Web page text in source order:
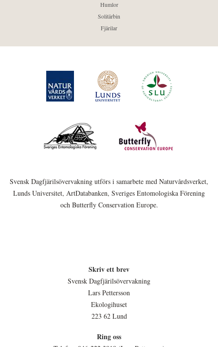
Humlor
Solitärbin
Fjärilar
Svensk Dagfjärilsövervakning utförs i samarbete med Naturvårdsverket,
Lunds Universitet, ArtDatabanken, Sveriges Entomologiska Förening
och Butterfly Conservation Europe.
Skriv ett brev
Svensk Dagfjärilsövervakning
Lars Pettersson
Ekologihuset
223 62 Lund
Ring oss